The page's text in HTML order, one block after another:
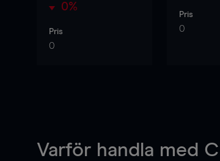
0%
Pris
0
Pris
0
Varför handla med